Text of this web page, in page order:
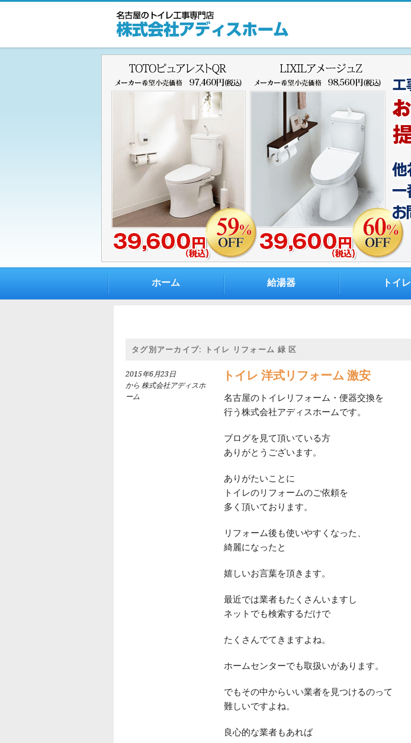
ホーム 給湯器 トイレ
タグ別アーカイブ: トイレ リフォーム 緑 区
2015年6月23日
から 株式会社アディスホ
ーム
トイレ 洋式リフォーム 激安
名古屋のトイレリフォーム・便器交換を
行う株式会社アディスホームです。
ブログを見て頂いている方
ありがとうございます。
ありがたいことに
トイレのリフォームのご依頼を
多く頂いております。
リフォーム後も使いやすくなった、
綺麗になったと
嬉しいお言葉を頂きます。
最近では業者もたくさんいますし
ネットでも検索するだけで
たくさんでてきますよね。
ホームセンターでも取扱いがあります。
でもその中からいい業者を見つけるのって
難しいですよね。
良心的な業者もあれば